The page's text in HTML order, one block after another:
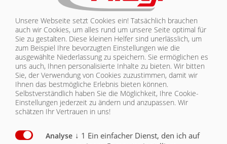
KONTAKT
BELEUCHTUNG | TPA 370
Ausstattung Beleuchtung/Sicherheit Serie Optional
2 Fünfkammerleuchten 12 V mit 7-poligem Stecker
und schlagfestem Glas
X
LED Beleuchtung 12 V 7-Poliger Stecker
Unsere Webseite setzt Cookies ein! Tatsächlich brauchen
auch wir Cookies, um alles rund um unsere Seite optimal für
Sie zu gestalten. Diese kleinen Helfer sind unerlässlich, um
zum Beispiel Ihre bevorzugten Einstellungen wie die
ausgewählte Niederlassung zu speichern. Sie ermöglichen es
uns auch, Ihnen personalisierte Inhalte zu bieten. Wir bitten
Sie, der Verwendung von Cookies zuzustimmen, damit wir
Ihnen das bestmögliche Erlebnis bieten können.
Selbstverständlich haben Sie die Möglichkeit, Ihre Cookie-
Einstellungen jederzeit zu ändern und anzupassen. Wir
schätzen Ihr Vertrauen in uns!
Analyse ↓ 1 Ein einfacher Dienst, den ich auf